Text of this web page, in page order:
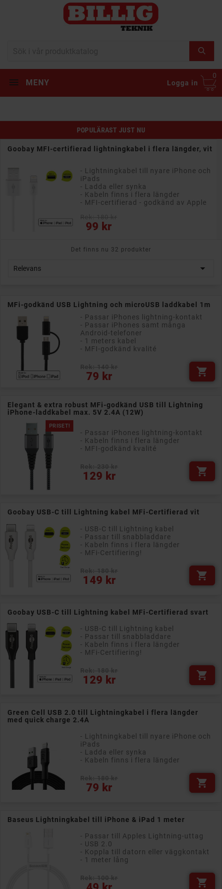
MENY Logga in
0
POPULÄRAST JUST NU
Goobay USB-C till Lightning kabel MFi-Certifierad vit
- USB-C till Lightning kabel
- Passar till snabbladdare
- Kabeln finns i flera längder
- MFi-Certifiering!
149 kr
Det finns nu 32 produkter
Relevans 
MFi-godkänd USB Lightning och microUSB laddkabel 1m
- Passar iPhones lightning-kontakt
- Passar iPhones samt många
Android-telefoner
- 1 meters kabel
- MFI-godkänd kvalité
79 kr
Pris 
Elegant & extra robust MFi-godkänd USB till Lightning
iPhone-laddkabel max. 5V 2.4A (12W)
PRISET!
- Passar iPhones lightning-kontakt
- Kabeln finns i flera längder
- MFI-godkänd kvalité
129 kr
Pris 
Goobay USB-C till Lightning kabel MFi-Certifierad vit
- USB-C till Lightning kabel
- Passar till snabbladdare
- Kabeln finns i flera längder
- MFi-Certifiering!
149 kr
Pris 
Goobay USB-C till Lightning kabel MFi-Certifierad svart
- USB-C till Lightning kabel
- Passar till snabbladdare
- Kabeln finns i flera längder
- MFi-Certifiering!
129 kr
Pris 
Green Cell USB 2.0 till Lightningkabel i flera längder
med quick charge 2.4A
- Lightningkabel till nyare iPhone och
iPads
- Ladda eller synka
- Kabeln finns i flera längder
79 kr
Pris 
Baseus Lightningkabel till iPhone & iPad 1 meter
- Passar till Apples Lightning-uttag
- USB 2.0
- Koppla till datorn eller väggkontakt
- 1 meter lång
Pris 